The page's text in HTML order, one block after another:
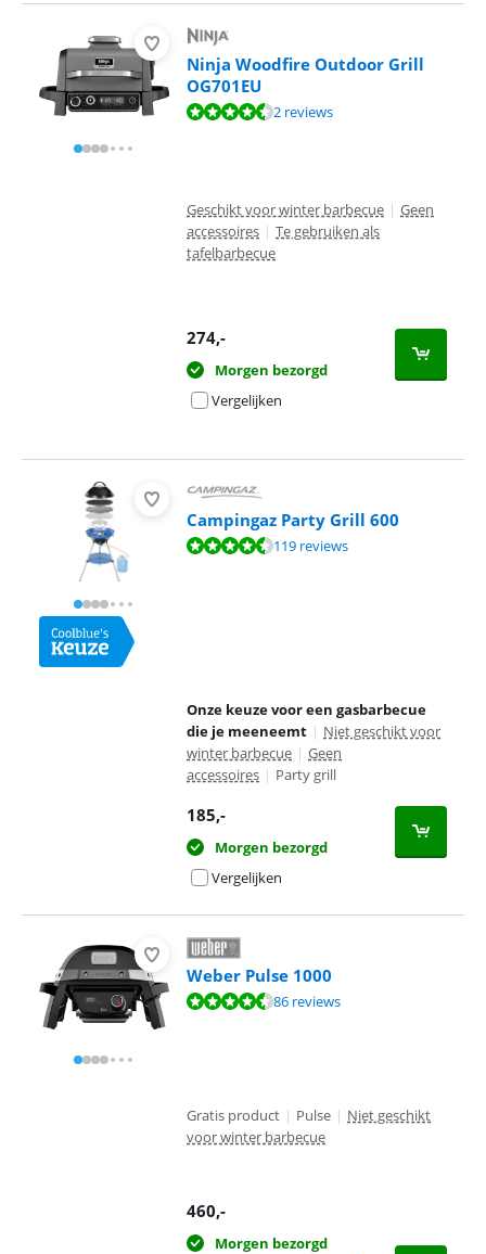
Ninja Woodfire Outdoor Grill
OG701EU
Beoordeling is 9,0 van de 10, gebaseerd op 2 reviews.
2 reviews
Geschikt voor winter barbecue | Geen
accessoires | Te gebruiken als
tafelbarbecue
274,-
Morgen bezorgd
Vergelijken
Campingaz Party Grill 600
Beoordeling is 9,1 van de 10, gebaseerd op 119 reviews.
119 reviews
Onze keuze voor een gasbarbecue
die je meeneemt | Niet geschikt voor
winter barbecue | Geen
accessoires | Party grill
185,-
Morgen bezorgd
Vergelijken
Weber Pulse 1000
Beoordeling is 9,2 van de 10, gebaseerd op 86 reviews.
86 reviews
Gratis product | Pulse | Niet geschikt
voor winter barbecue
460,-
Morgen bezorgd